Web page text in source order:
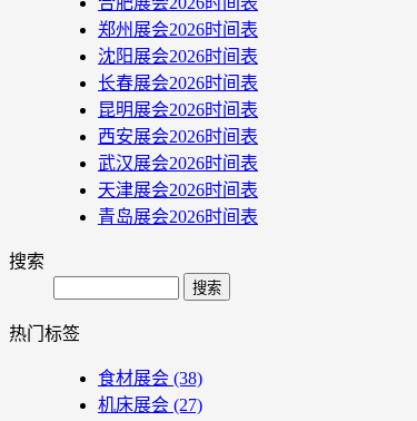
郑州展会2026时间表
沈阳展会2026时间表
长春展会2026时间表
昆明展会2026时间表
西安展会2026时间表
武汉展会2026时间表
天津展会2026时间表
青岛展会2026时间表
搜索
Search
热门标签
食材展会 (38)
机床展会 (27)